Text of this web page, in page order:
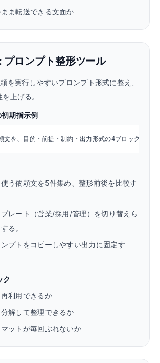
ま転送できる文面か
プロンプト整形ツール
を実行しやすいプロンプト形式に整え、
上げる。
期指示例
文を、目的・前提・制約・出力形式の4ブロックに再
う依頼文を5件集め、整形前後を比較す
レート（営業/採用/管理）を切り替えら
る。
プトをコピーしやすい出力に固定す
ク
利用できるか
解して整理できるか
ットが毎回ぶれないか